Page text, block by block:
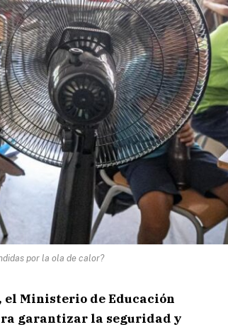
por la ola de calor?
el Ministerio de Educación
garantizar la seguridad y